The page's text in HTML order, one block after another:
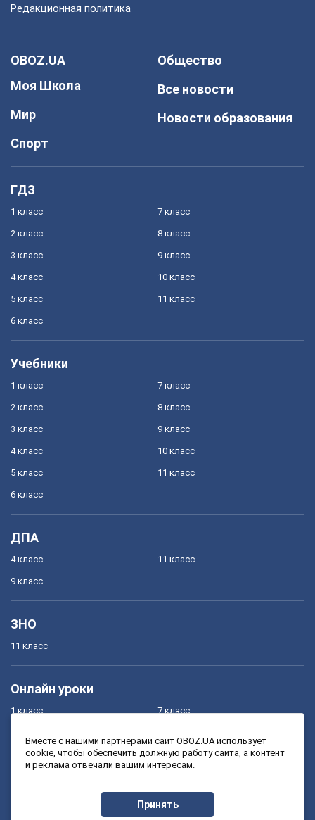
Редакционная политика
OBOZ.UA
Моя Школа
Мир
Спорт
Общество
Все новости
Новости образования
ГДЗ
1 класс
2 класс
3 класс
4 класс
5 класс
6 класс
7 класс
8 класс
9 класс
10 класс
11 класс
Учебники
1 класс
2 класс
3 класс
4 класс
5 класс
6 класс
7 класс
8 класс
9 класс
10 класс
11 класс
ДПА
4 класс
9 класс
11 класс
ЗНО
11 класс
Онлайн уроки
1 класс
3 класс
7 класс
9 класс
Вместе с нашими партнерами сайт OBOZ.UA использует
cookie, чтобы обеспечить должную работу сайта, а контент
и реклама отвечали вашим интересам.
Принять